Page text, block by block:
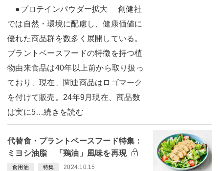
●プロテインパウダー拡大 創健社
では自然・環境に配慮し、健康価値に
優れた商品群を数多く展開している。
プラントベースフードの特徴を持つ植
物由来食品は40年以上前から取り扱っ
ており、現在、関連商品はロゴマーク
を付けて販売。24年9月現在、商品数
は実に5…続きを読む
代替食・プラントベースフード特集：
ミヨシ油脂 「鶏油」風味を再現
食用油 特集 2024.10.15